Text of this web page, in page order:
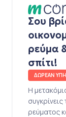
Σου
ρεύμα
σπίτι!
ΔΩΡΕΑΝ
Η
ρεύματος